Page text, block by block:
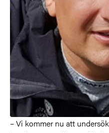
– Vi kommer nu att